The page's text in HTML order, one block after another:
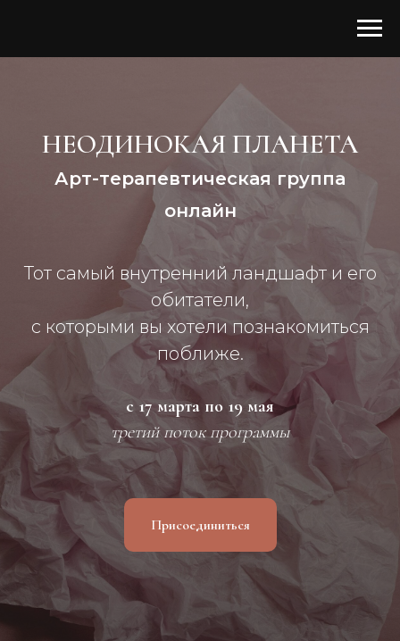
НЕОДИНОКАЯ ПЛАНЕТА
Арт-терапевтическая группа
онлайн
Тот самый внутренний ландшафт и его
обитатели,
с которыми вы хотели познакомиться
поближе.
с 17 марта по 19 мая
третий поток программы
Присоединиться